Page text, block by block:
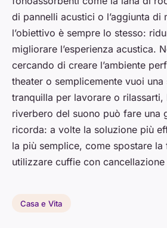
di pannelli acustici o l’aggiunta di
l’obiettivo è sempre lo stesso:
migliorare l’esperienza acustica.
cercando di creare l’ambiente
theater o semplicemente vuoi una
tranquilla per lavorare o rilassarti,
riverbero del suono può fare una
ricorda: a volte la soluzione più
la più semplice, come spostare
utilizzare cuffie con
Casa e Vita